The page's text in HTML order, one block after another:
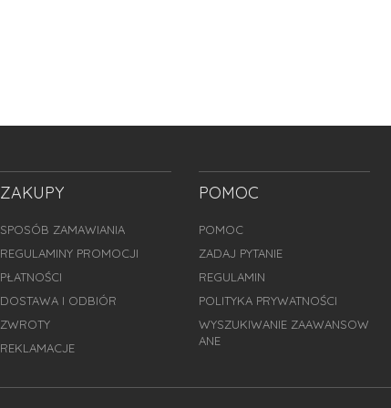
ZAKUPY
SPOSÓB ZAMAWIANIA
REGULAMINY PROMOCJI
PŁATNOŚCI
DOSTAWA I ODBIÓR
ZWROTY
REKLAMACJE
POMOC
POMOC
ZADAJ PYTANIE
REGULAMIN
POLITYKA PRYWATNOŚCI
WYSZUKIWANIE ZAAWANSOW
ANE